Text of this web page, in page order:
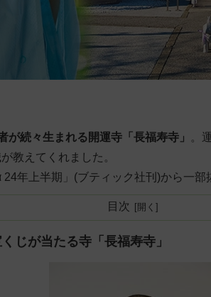
が続々生まれる開運寺「長福寿寺」
。
教えてくれました。
年上半期」(ブティック社刊)から一部
目次
じが当たる寺「長福寿寺」